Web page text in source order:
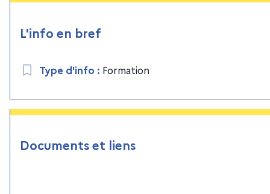
L'info en bref
Type d'info : Formation
Documents et liens